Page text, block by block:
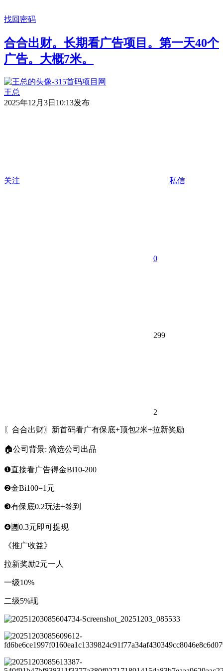
找回密码
合合出财。长期看广告项目。第一天40个
广告。大概7米。
王总
2025年12月3日10:13发布
关注 私信
0
299
2
〖合合出财〗新首码看广有保底+顶包2米+拉新奖励
🏠公司背景: 滴选公司出品
❶直接看广告得金Bi10-200
❷金Bi100=1元
❸有保底0.2玩法+签到
❹🈵0.3元即可提现
《推广收益》
拉新奖励2元一人
一级10%
二级5%现